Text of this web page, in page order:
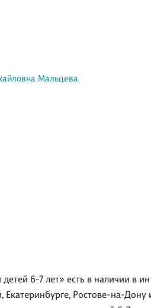
Мальцева
6-7 лет» есть в наличии в
Ростове-на-